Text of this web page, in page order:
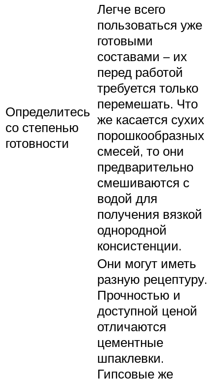
Определитесь
со степенью
готовности
Легче всего
пользоваться уже
готовыми
составами – их
перед работой
требуется только
перемешать. Что
же касается сухих
порошкообразных
смесей, то они
предварительно
смешиваются с
водой для
получения вязкой
однородной
консистенции.
Они могут иметь
разную рецептуру.
Прочностью и
доступной ценой
отличаются
цементные
шпаклевки.
Гипсовые же